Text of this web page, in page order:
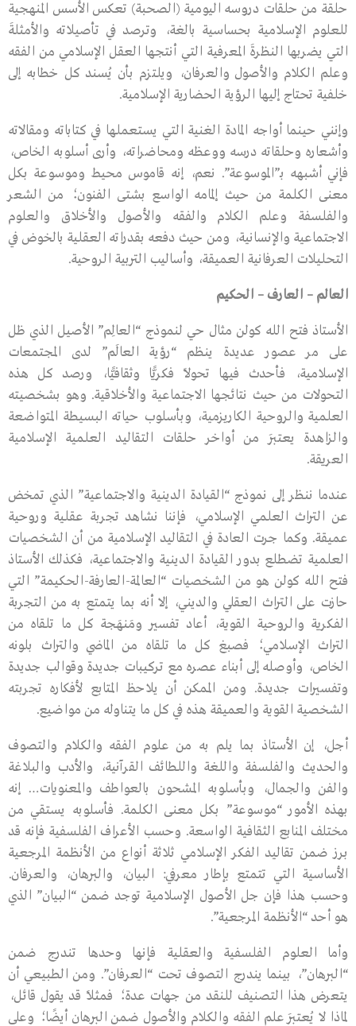
حلقة من حلقات دروسه اليومية (الصحبة) تعكس الأسس المنهجية
للعلوم الإسلامية بحساسية بالغة، وترصد في تأصيلاته والأمثلةَ
التي يضربها النظرةَ المعرفية التي أنتجها العقل الإسلامي من الفقه
وعلم الكلام والأصول والعرفان، ويلتزم بأن يُسند كل خطابه إلى
خلفية تحتاج إليها الرؤية الحضارية الإسلامية.
وإنني حينما أواجه المادة الغنية التي يستعملها في كتاباته ومقالاته
وأشعاره وحلقاته درسه ووعظه ومحاضراته، وأرى أسلوبه الخاص،
فإني أشبهه بـ”الموسوعة”. نعم، إنه قاموس محيط وموسوعة بكل
معنى الكلمة من حيث إلمامه الواسع بشتى الفنون؛ من الشعر
والفلسفة وعلم الكلام والفقه والأصول والأخلاق والعلوم
الاجتماعية والإنسانية، ومن حيث دفعه بقدراته العقلية بالخوض في
التحليلات العرفانية العميقة، وأساليب التربية الروحية.
العالم – العارف – الحكيم
الأستاذ فتح الله كولن مثال حي لنموذج “العالِم” الأصيل الذي ظل
على مر عصور عديدة ينظم “رؤية العالَم” لدى المجتمعات
الإسلامية، فأحدث فيها تحولاً فكريًّا وثقافيًّا، ورصد كل هذه
التحولات من حيث نتائجها الاجتماعية والأخلاقية. وهو بشخصيته
العلمية والروحية الكاريزمية، وبأسلوب حياته البسيطة المتواضعة
والزاهدة يعتبَر من أواخر حلقات التقاليد العلمية الإسلامية
العريقة.
عندما ننظر إلى نموذج “القيادة الدينية والاجتماعية” الذي تمخض
عن التراث العلمي الإسلامي، فإننا نشاهد تجربة عقلية وروحية
عميقة. وكما جرت العادة في التقاليد الإسلامية من أن الشخصيات
العلمية تضطلع بدور القيادة الدينية والاجتماعية، فكذلك الأستاذ
فتح الله كولن هو من الشخصيات “العالمة-العارفة-الحكيمة” التي
حازت على التراث العقلي والديني، إلا أنه بما يتمتع به من التجربة
الفكرية والروحية القوية، أعاد تفسير ومَنهَجة كل ما تلقاه من
التراث الإسلامي؛ فصبغ كل ما تلقاه من الماضي والتراث بلونه
الخاص، وأوصله إلى أبناء عصره مع تركيبات جديدة وقوالب جديدة
وتفسيرات جديدة. ومن الممكن أن يلاحظ المتابع لأفكاره تجربته
الشخصية القوية والعميقة هذه في كل ما يتناوله من مواضيع.
أجل، إن الأستاذ بما يلم به من علوم الفقه والكلام والتصوف
والحديث والفلسفة واللغة واللطائف القرآنية، والأدب والبلاغة
والفن والجمال، وبأسلوبه المشحون بالعواطف والمعنويات… إنه
بهذه الأمور “موسوعة” بكل معنى الكلمة. فأسلوبه يستقي من
مختلف المنابع الثقافية الواسعة. وحسب الأعراف الفلسفية فإنه قد
برز ضمن تقاليد الفكر الإسلامي ثلاثة أنواع من الأنظمة المرجعية
الأساسية التي تتمتع بإطار معرفي: البيان، والبرهان، والعرفان.
وحسب هذا فإن جل الأصول الإسلامية توجد ضمن “البيان” الذي
هو أحد “الأنظمة المرجعية”.
وأما العلوم الفلسفية والعقلية فإنها وحدها تندرج ضمن
“البرهان”، بينما يندرج التصوف تحت “العرفان”. ومن الطبيعي أن
يتعرض هذا التصنيف للنقد من جهات عدة؛ فمثلاً قد يقول قائل،
لماذا لا يُعتبَر علم الفقه والكلام والأصول ضمن البرهان أيضًا؛ وعلى